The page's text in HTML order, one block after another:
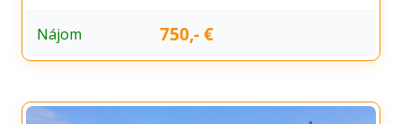
Nájom 750,- €